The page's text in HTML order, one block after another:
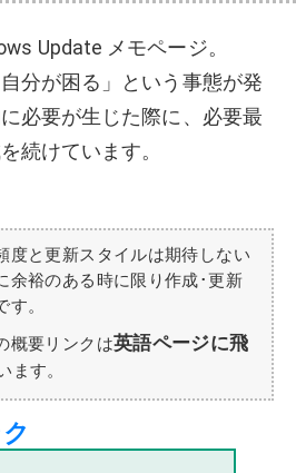
Update メモページ。
分が困る」という事態が発
必要が生じた際に、必要最
続けています。
度と更新スタイルは期待しない
余裕のある時に限り作成･更新
。
概要リンクは英語ページに飛
ます。